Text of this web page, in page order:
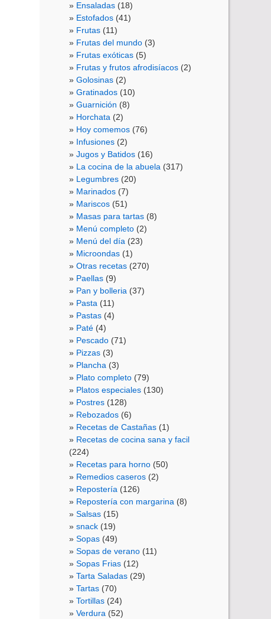
Ensaladas (18)
Estofados (41)
Frutas (11)
Frutas del mundo (3)
Frutas exóticas (5)
Frutas y frutos afrodisíacos (2)
Golosinas (2)
Gratinados (10)
Guarnición (8)
Horchata (2)
Hoy comemos (76)
Infusiones (2)
Jugos y Batidos (16)
La cocina de la abuela (317)
Legumbres (20)
Marinados (7)
Mariscos (51)
Masas para tartas (8)
Menú completo (2)
Menú del día (23)
Microondas (1)
Otras recetas (270)
Paellas (9)
Pan y bolleria (37)
Pasta (11)
Pastas (4)
Paté (4)
Pescado (71)
Pizzas (3)
Plancha (3)
Plato completo (79)
Platos especiales (130)
Postres (128)
Rebozados (6)
Recetas de Castañas (1)
Recetas de cocina sana y facil
(224)
Recetas para horno (50)
Remedios caseros (2)
Repostería (126)
Repostería con margarina (8)
Salsas (15)
snack (19)
Sopas (49)
Sopas de verano (11)
Sopas Frias (12)
Tarta Saladas (29)
Tartas (70)
Tortillas (24)
Verdura (52)